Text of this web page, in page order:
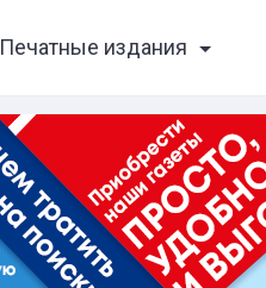
Печатные издания